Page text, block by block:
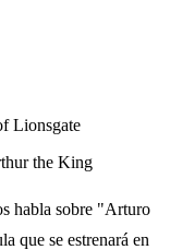
Lionsgate
the King
habla sobre "Arturo
que se estrenará en